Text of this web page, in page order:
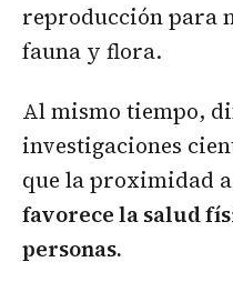
reproducción para
fauna y flora.
Al mismo tiempo,
investigaciones
que la proximidad
favorece la salud
personas.